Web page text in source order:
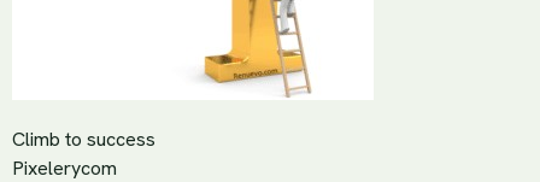
Climb to success
Pixelerycom